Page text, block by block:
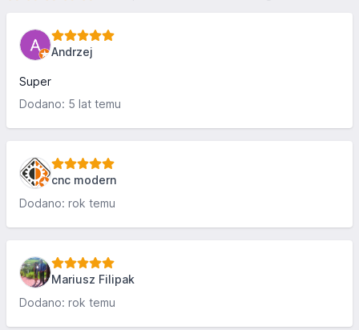
Andrzej
Super
Dodano: 5 lat temu
cnc modern
Dodano: rok temu
Mariusz Filipak
Dodano: rok temu